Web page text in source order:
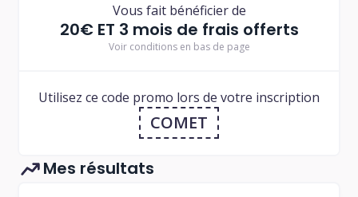
Vous fait bénéficier de
20€ ET 3 mois de frais offerts
Voir conditions en bas de page
Utilisez ce code promo lors de votre inscription
COMET
Mes résultats